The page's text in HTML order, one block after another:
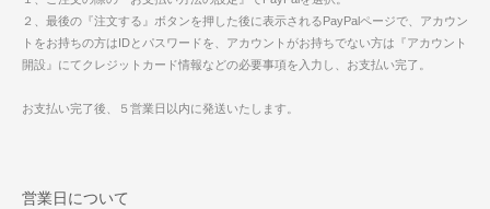
２、最後の『注文する』ボタンを押した後に表示されるPayPalページで、アカウン
トをお持ちの方はIDとパスワードを、アカウントがお持ちでない方は『アカウント
開設』にてクレジットカード情報などの必要事項を入力し、お支払い完了。
お支払い完了後、５営業日以内に発送いたします。
営業日について